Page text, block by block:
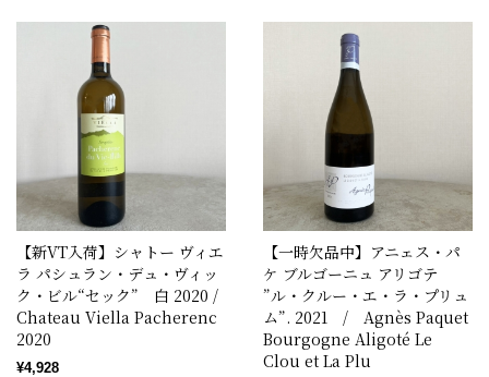
【新VT入荷】シャトー ヴィエ
ラ パシュラン・デュ・ヴィッ
ク・ビル“セック” 白 2020 /
Chateau Viella Pacherenc
2020
¥4,928
【一時欠品中】アニェス・パ
ケ ブルゴーニュ アリゴテ
”ル・クルー・エ・ラ・プリュ
ム”. 2021 / Agnès Paquet
Bourgogne Aligoté Le
Clou et La Plu